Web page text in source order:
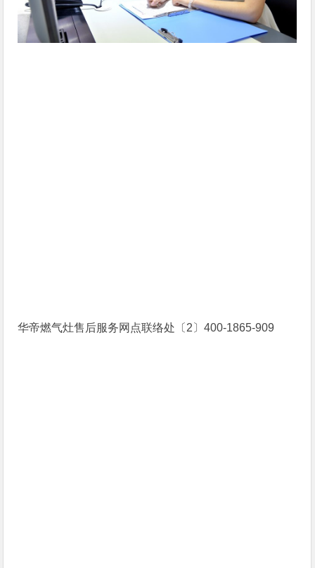
华帝燃气灶售后服务网点联络处〔2〕400-1865-909